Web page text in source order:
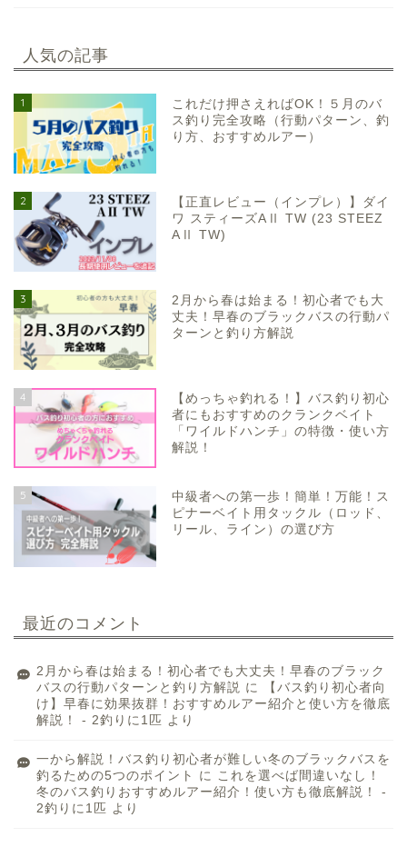
人気の記事
1
これだけ押さえればOK！５月のバ
ス釣り完全攻略（行動パターン、釣
り方、おすすめルアー）
2
【正直レビュー（インプレ）】ダイ
ワ スティーズAⅡ TW (23 STEEZ
AⅡ TW)
3
2月から春は始まる！初心者でも大
丈夫！早春のブラックバスの行動パ
ターンと釣り方解説
4
【めっちゃ釣れる！】バス釣り初心
者にもおすすめのクランクベイト
「ワイルドハンチ」の特徴・使い方
解説！
5
中級者への第一歩！簡単！万能！ス
ピナーベイト用タックル（ロッド、
リール、ライン）の選び方
最近のコメント
2月から春は始まる！初心者でも大丈夫！早春のブラック
バスの行動パターンと釣り方解説 に
【バス釣り初心者向
け】早春に効果抜群！おすすめルアー紹介と使い方を徹底
解説！ - 2釣りに1匹 より
一から解説！バス釣り初心者が難しい冬のブラックバスを
釣るための5つのポイント
に
これを選べば間違いなし！
冬のバス釣りおすすめルアー紹介！使い方も徹底解説！ -
2釣りに1匹 より